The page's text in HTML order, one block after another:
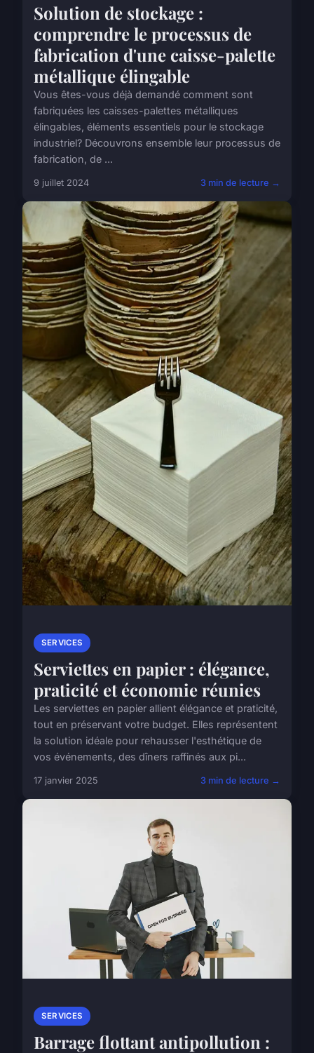
Solution de stockage :
comprendre le processus de
fabrication d'une caisse-palette
métallique élingable
Vous êtes-vous déjà demandé comment sont
fabriquées les caisses-palettes métalliques
élingables, éléments essentiels pour le stockage
industriel? Découvrons ensemble leur processus de
fabrication, de ...
9 juillet 2024 3 min de lecture →
SERVICES
Serviettes en papier : élégance,
praticité et économie réunies
Les serviettes en papier allient élégance et praticité,
tout en préservant votre budget. Elles représentent
la solution idéale pour rehausser l'esthétique de
vos événements, des dîners raffinés aux pi...
17 janvier 2025 3 min de lecture →
SERVICES
Barrage flottant antipollution :